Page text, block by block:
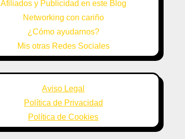
Afiliados y Publicidad en este Blog
Networking con cariño
¿Cómo ayudarnos?
Mis otras Redes Sociales
Aviso Legal
Política de Privacidad
Política de Cookies